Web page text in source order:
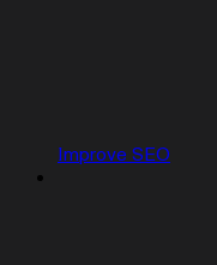
Improve SEO